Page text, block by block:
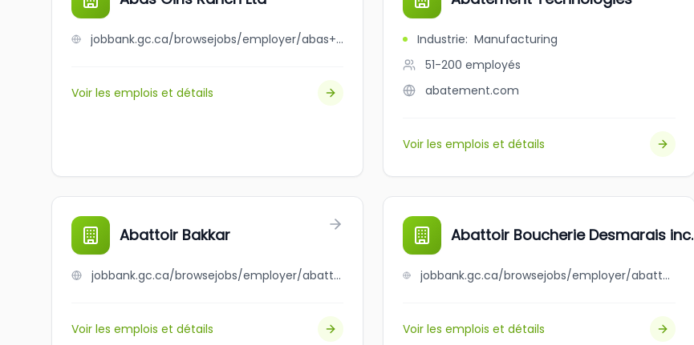
jobbank.gc.ca/browsejobs/employer/abas+girls+ranch+ltd/ca
Voir les emplois et détails
Industrie: Manufacturing
51-200 employés
abatement.com
Voir les emplois et détails
Abattoir Bakkar
jobbank.gc.ca/browsejobs/employer/abattoir+bakkar/ca
Voir les emplois et détails
Abattoir Boucherie Desmarais inc.
jobbank.gc.ca/browsejobs/employer/abattoir+boucherie+desmarais+inc./ca
Voir les emplois et détails